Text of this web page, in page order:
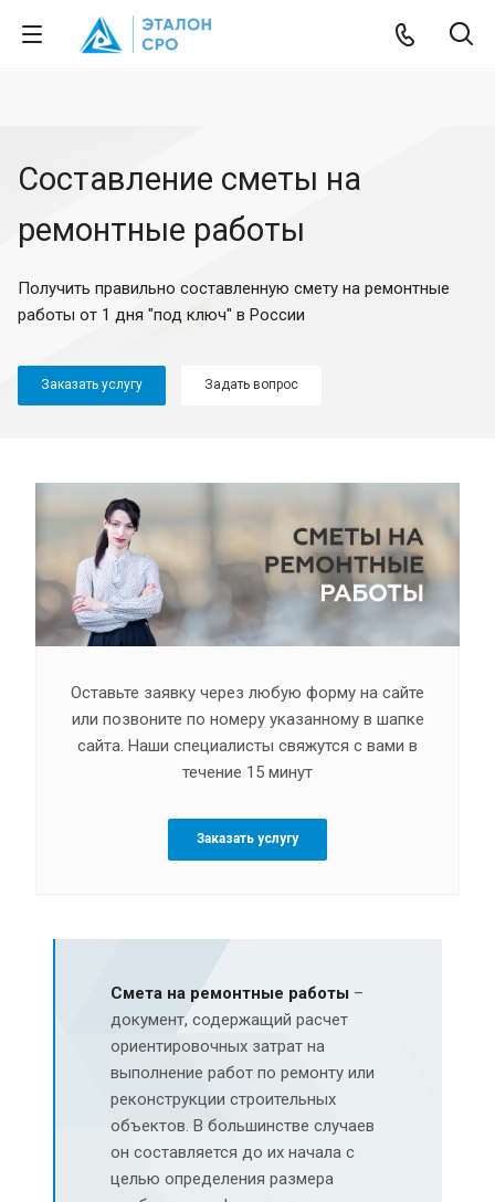
Составление сметы на
ремонтные работы
Получить правильно составленную смету на ремонтные
работы от 1 дня "под ключ" в России
Заказать услугу Задать вопрос
Оставьте заявку через любую форму на сайте
или позвоните по номеру указанному в шапке
сайта. Наши специалисты свяжутся с вами в
течение 15 минут
Заказать услугу
Смета на ремонтные работы –
документ, содержащий расчет
ориентировочных затрат на
выполнение работ по ремонту или
реконструкции строительных
объектов. В большинстве случаев
он составляется до их начала с
целью определения размера